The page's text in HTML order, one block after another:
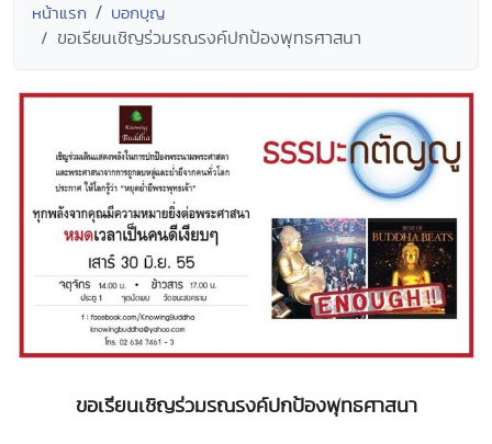
หน้าแรก บอกบุญ
ขอเรียนเชิญร่วมรณรงค์ปกป้องพุทธศาสนา
ขอเรียนเชิญร่วมรณรงค์ปกป้องพุทธศาสนา